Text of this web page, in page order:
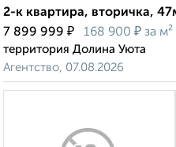
2-к квартира, вторичка,
7 899 999 ₽ 168 900 ₽ за м²
территория Долина Уюта
Агентство, 07.08.2026